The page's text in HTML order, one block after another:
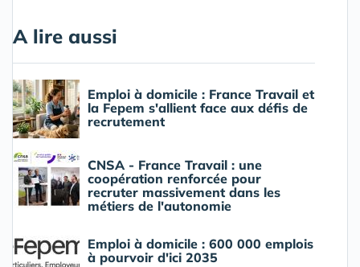
A lire aussi
Emploi à domicile : France Travail et
la Fepem s'allient face aux défis de
recrutement
CNSA - France Travail : une
coopération renforcée pour
recruter massivement dans les
métiers de l'autonomie
Emploi à domicile : 600 000 emplois
à pourvoir d'ici 2035